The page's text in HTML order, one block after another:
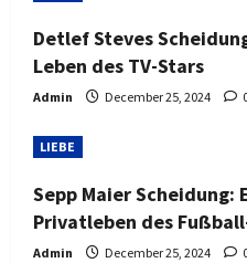
a
t
i
o
n
Detlef Steves
Leben des TV-Stars
Admin December 25, 2024
LIEBE
Sepp Maier Scheidung:
Privatleben des
Admin December 25, 2024